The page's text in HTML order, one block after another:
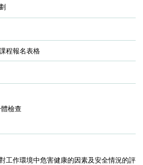
程報名表格
檢查
工作環境中危害健康的因素及安全情況的評